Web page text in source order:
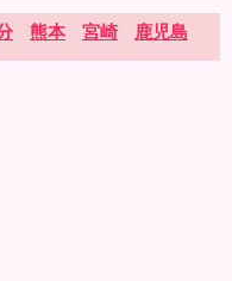
熊本 宮崎 鹿児島